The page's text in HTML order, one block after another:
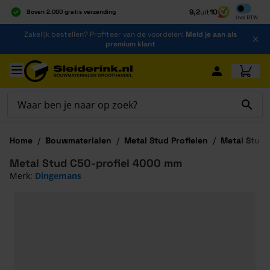
Boven 2.000 gratis verzending
Al 40 jaar dé specialist
Alles onder één dak
9,2uit10
Incl BTW
Inclusief
Ga naar de inhoud
Zakelijk bestellen? Profiteer van de voordelen! Meld je aan als
premium klant
Ga naar hoofdinhoud
Home / Bouwmaterialen / Metal Stud Profielen / Metal Stud
Metal Stud C50-profiel 4000 mm
Merk: Dingemans